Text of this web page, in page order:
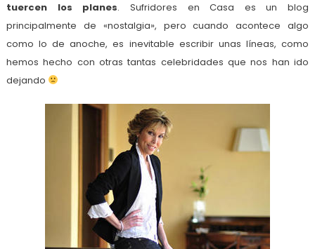
tuercen los planes. Sufridores en Casa es un blog
principalmente de «nostalgia», pero cuando acontece algo
como lo de anoche, es inevitable escribir unas líneas, como
hemos hecho con otras tantas celebridades que nos han ido
dejando